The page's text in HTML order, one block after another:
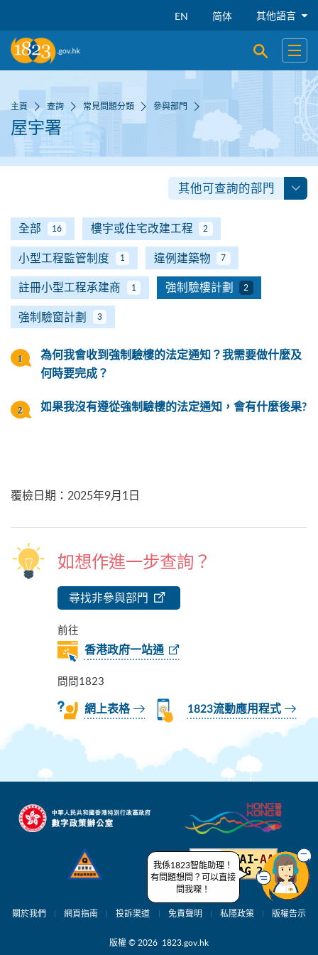
EN 简体 其他語言
開啟搜尋
開啟
主頁 查詢 常見問題分類 參與部門
屋宇署
其他可查詢的部門
全部 16 樓宇或住宅改建工程 2
小型工程監管制度 1 違例建築物 7
註冊小型工程承建商 1 強制驗樓計劃 2
強制驗窗計劃 3
為何我會收到強制驗樓的法定通知？我需要做什麼及
何時要完成？
如果我沒有遵從強制驗樓的法定通知，會有什麼後果?
覆檢日期 ： 2025年9月1日
如想作進一步查詢？
尋找非參與部門
前往
香港政府一站通
問問1823
網上表格 1823流動應用程式
關於我們 網頁指南 投訴渠道 免責聲明 私隱政策 版權告示
版權 © 2026 1823.gov.hk
我係1823智能助理！
有問題想問？可以直接
問我㗎！